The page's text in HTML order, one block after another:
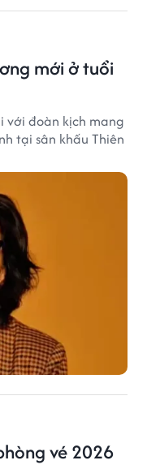
mới ở tuổi
với đoàn kịch mang
tại sân khấu Thiên
vé 2026